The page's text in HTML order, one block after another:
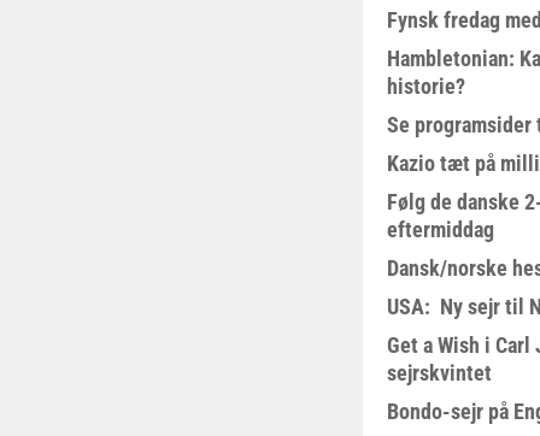
Fynsk fredag
Hambletonian:
historie?
Se
Kazio tæt på
Følg de danske
eftermiddag
Dansk/norske
USA: Ny sejr til
Get a Wish i Carl
sejrskvintet
Bondo-sejr på